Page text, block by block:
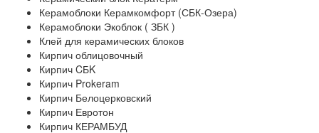
Керамоблоки Керамкомфорт (СБК-Озера)
Керамоблоки Экоблок ( ЗБК )
Клей для керамических блоков
Кирпич облицовочный
Кирпич CБK
Кирпич Prokeram
Кирпич Белоцерковский
Кирпич Евротон
Кирпич КЕРАМБУД